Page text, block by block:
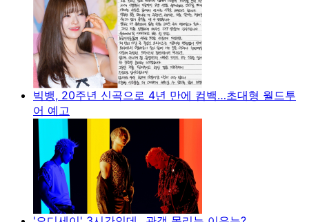
빅뱅, 20주년 신곡으로 4년 만에 컴백…초대형 월드투
어 예고